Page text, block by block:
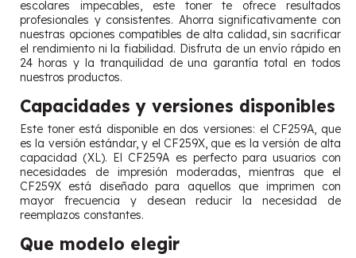
escolares impecables, este toner te ofrece resultados
profesionales y consistentes. Ahorra significativamente con
nuestras opciones compatibles de alta calidad, sin sacrificar
el rendimiento ni la fiabilidad. Disfruta de un envío rápido en
24 horas y la tranquilidad de una garantía total en todos
nuestros productos.
Capacidades y versiones disponibles
Este toner está disponible en dos versiones: el CF259A, que
es la versión estándar, y el CF259X, que es la versión de alta
capacidad (XL). El CF259A es perfecto para usuarios con
necesidades de impresión moderadas, mientras que el
CF259X está diseñado para aquellos que imprimen con
mayor frecuencia y desean reducir la necesidad de
reemplazos constantes.
Que modelo elegir